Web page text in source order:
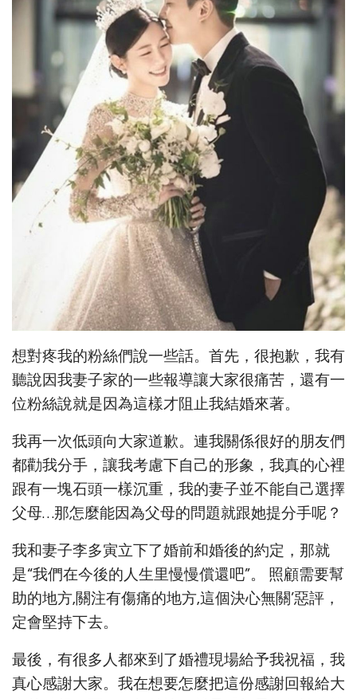
想對疼我的粉絲們說一些話。首先，很抱歉，我有
聽說因我妻子家的一些報導讓大家很痛苦，還有一
位粉絲說就是因為這樣才阻止我結婚來著。
我再一次低頭向大家道歉。連我關係很好的朋友們
都勸我分手，讓我考慮下自己的形象，我真的心裡
跟有一塊石頭一樣沉重，我的妻子並不能自己選擇
父母…那怎麼能因為父母的問題就跟她提分手呢？
我和妻子李多寅立下了婚前和婚後的約定，那就
是“我們在今後的人生里慢慢償還吧”。 照顧需要幫
助的地方,關注有傷痛的地方,這個決心無關’惡評，
定會堅持下去。
最後，有很多人都來到了婚禮現場給予我祝福，我
真心感謝大家。我在想要怎麼把這份感謝回報給大